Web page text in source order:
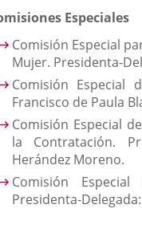
Especiales
Comisión Especial
Mujer. Presidenta-
Comisión Especial
Francisco de Paula
Comisión Especial
la Contratación.
Herández Moreno.
Comisión
Presidenta-